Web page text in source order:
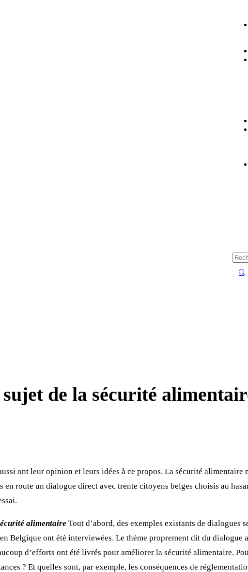
sujet de la sécurité
ont leur opinion et leurs idées à ce propos. La sécurité alimentaire
route un dialogue direct avec trente citoyens belges choisis au
alimentaire Tout d’abord, des exemples existants de dialogues
Belgique ont été interviewées. Le thème proprement dit du dialogue
d’efforts ont été livrés pour améliorer la sécurité alimentaire.
? Et quelles sont, par exemple, les conséquences de